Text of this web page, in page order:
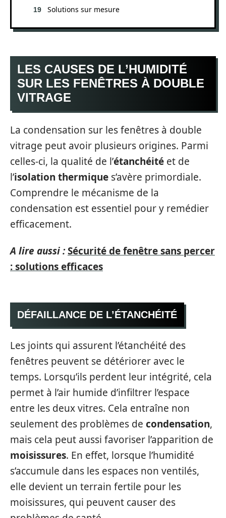
Solutions sur mesure
LES CAUSES DE L’HUMIDITÉ
SUR LES FENÊTRES À DOUBLE
VITRAGE
La condensation sur les fenêtres à double
vitrage peut avoir plusieurs origines. Parmi
celles-ci, la qualité de l’étanchéité et de
l’isolation thermique s’avère primordiale.
Comprendre le mécanisme de la
condensation est essentiel pour y remédier
efficacement.
A lire aussi :Sécurité de fenêtre sans percer
: solutions efficaces
DÉFAILLANCE DE L’ÉTANCHÉITÉ
Les joints qui assurent l’étanchéité des
fenêtres peuvent se détériorer avec le
temps. Lorsqu’ils perdent leur intégrité, cela
permet à l’air humide d’infiltrer l’espace
entre les deux vitres. Cela entraîne non
seulement des problèmes de condensation,
mais cela peut aussi favoriser l’apparition de
moisissures. En effet, lorsque l’humidité
s’accumule dans les espaces non ventilés,
elle devient un terrain fertile pour les
moisissures, qui peuvent causer des